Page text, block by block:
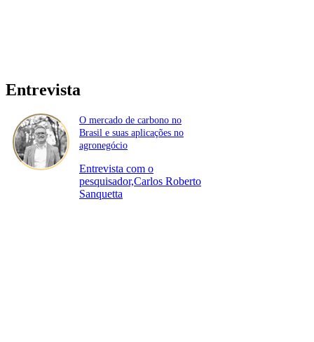
Entrevista
O mercado de carbono no
Brasil e suas aplicações no
agronegócio
Entrevista com o
pesquisador,Carlos Roberto
Sanquetta